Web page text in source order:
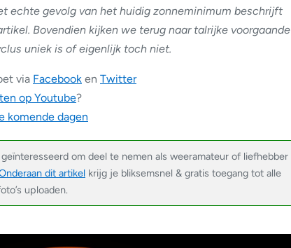
echte gevolg van het huidig zonneminimum beschrijft
Bovendien kijken we terug naar talrijke voorgaande
uniek is of eigenlijk toch niet.
via Facebook en Twitter
op Youtube?
komende dagen
om deel te nemen als weeramateur of liefhebber
dit artikel krijg je bliksemsnel & gratis toegang tot alle
uploaden.